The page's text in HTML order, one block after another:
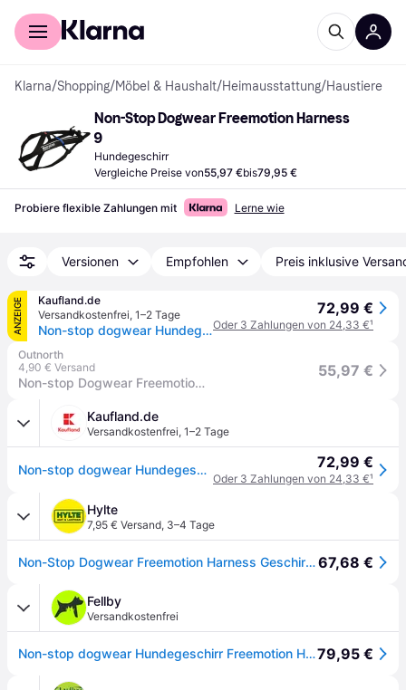
Für Shopper
Klarna/Shopping/Möbel & Haushalt/Heimausstattung/Haustiere
Non-Stop Dogwear Freemotion Harness
9
Hundegeschirr
Vergleiche Preise von55,97 €bis79,95 €
Probiere flexible Zahlungen mit Lerne wie
Versionen Empfohlen Preis inklusive
ANZEIGE
Kaufland.de
Versandkostenfrei, 1–2 Tage
Non-stop dogwear Hundegeschirr Freemotion Harness, Größe: 9 / Länge Bruststück: 26 cm
72,99 €
Oder 3 Zahlungen von 24,33 €¹
Outnorth
4,90 € Versand
Non-stop Dogwear Freemotion Harness Black Hundegeschirr & Hundehalsbänder 9
55,97 €
Kaufland.de
Versandkostenfrei, 1–2 Tage
Non-stop dogwear Hundegeschirr Freemotion Harness, Größe: 9 / Länge Bruststück: 26 cm 72,99 €
Oder 3 Zahlungen von 24,33 €¹
Hylte
7,95 € Versand, 3–4 Tage
Non-Stop Dogwear Freemotion Harness Geschirr - 967,68 €
Fellby
Versandkostenfrei
Non-stop dogwear Hundegeschirr Freemotion Harness Schwarz 979,95 €